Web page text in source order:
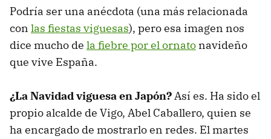
Podría ser una anécdota (una más relacionada
con las fiestas viguesas), pero esa imagen nos
dice mucho de la fiebre por el ornato navideño
que vive España.
¿La Navidad viguesa en Japón?Así es. Ha sido el
propio alcalde de Vigo, Abel Caballero, quien se
ha encargado de mostrarlo en redes. El martes